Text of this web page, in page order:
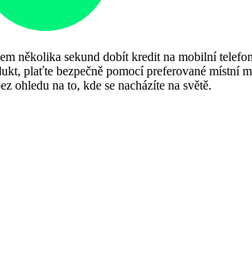
několika sekund dobít kredit na mobilní
plaťte bezpečně pomocí preferované
ohledu na to, kde se nacházíte na světě.